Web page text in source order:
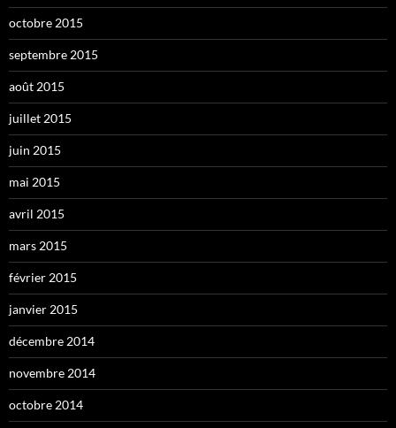
octobre 2015
septembre 2015
août 2015
juillet 2015
juin 2015
mai 2015
avril 2015
mars 2015
février 2015
janvier 2015
décembre 2014
novembre 2014
octobre 2014